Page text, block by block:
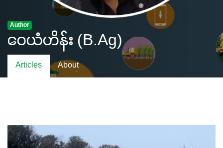
Author
ဝေယံဟိန်း (B.Ag)
Articles About